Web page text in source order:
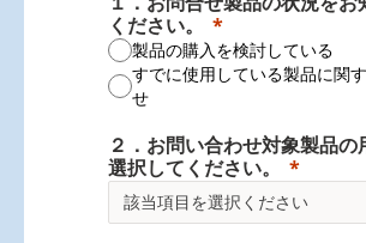
ください。
製品の購入を検討している
すでに使用している製品に関
せ
２．お問い合わせ対象製品の
選択してください。